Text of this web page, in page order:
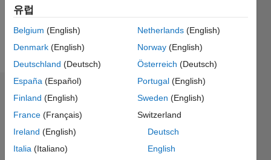
대시보드
유럽
Belgium (English)
Denmark (English)
Deutschland (Deutsch)
España (Español)
Finland (English)
France (Français)
Ireland (English)
Italia (Italiano)
Netherlands(English)
Norway(English)
Österreich (Deutsch)
Portugal(English)
Sweden (English)
Switzerland
Deutsch
English